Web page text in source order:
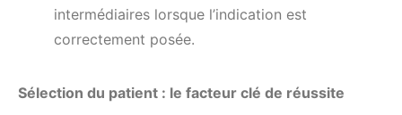
intermédiaires lorsque l’indication est
correctement posée.
Sélection du patient : le facteur clé de réussite